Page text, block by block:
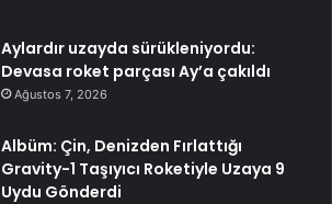
Aylardır uzayda sürükleniyordu:
Devasa roket parçası Ay’a çakıldı
Ağustos 7, 2026
Albüm: Çin, Denizden Fırlattığı
Gravity-1 Taşıyıcı Roketiyle Uzaya 9
Uydu Gönderdi